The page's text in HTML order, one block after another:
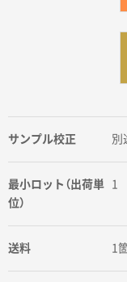
サンプル校正 別
最小ロット（出荷単
位）
1
送料 1